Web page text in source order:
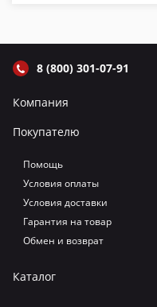
8 (800) 301-07-91
Компания
Покупателю
Помощь
Условия оплаты
Условия доставки
Гарантия на товар
Обмен и возврат
Каталог